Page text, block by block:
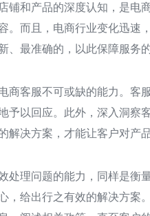
铺和产品的深度认知，是电
。而且，电商行业变化迅速
、最准确的，以此保障服务
商客服不可或缺的能力。客
予以回应。此外，深入洞
解决方案，才能让客户对产
处理问题的能力，同样是衡
，给出行之有效的解决方案